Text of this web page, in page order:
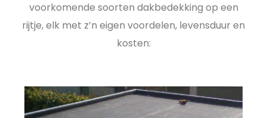
voorkomende soorten dakbedekking op een
rijtje, elk met z’n eigen voordelen, levensduur en
kosten: